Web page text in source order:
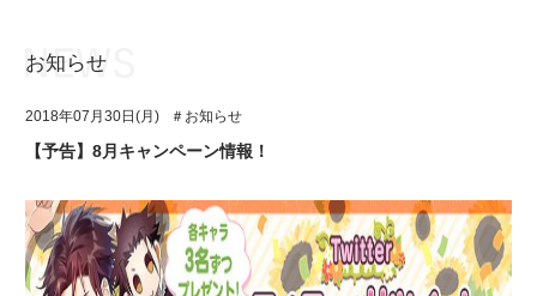
アプリゲーム
イベント・キャンペーン
ユニット&キャラクター
アプリゲーム
お知らせ
2018年07月30日(月) ＃お知らせ
【予告】8月キャンペーン情報！